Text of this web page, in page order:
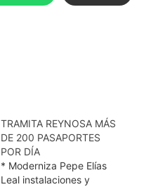
TRAMITA REYNOSA MÁS
DE 200 PASAPORTES
POR DÍA
* Moderniza Pepe Elías
Leal instalaciones y